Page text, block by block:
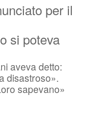
per il
si poteva
aveva detto:
disastroso».
sapevano»